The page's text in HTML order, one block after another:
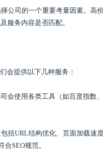
公司的一个重要考量因素。
服务内容是否匹配。
会提供以下几种服务：
会使用各类工具（如百度指数
括URL结构优化、页面加载
SEO规范。